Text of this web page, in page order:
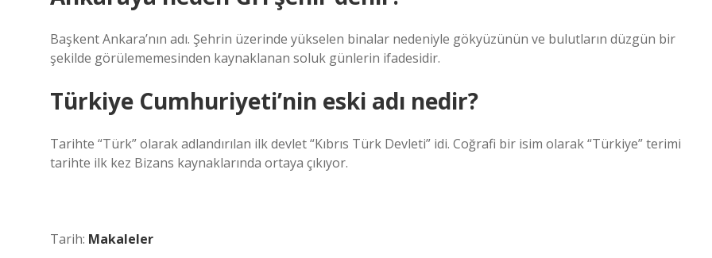
Başkent Ankara’nın adı. Şehrin üzerinde yükselen binalar nedeniyle gökyüzünün ve bulutların düzgün bir
şekilde görülememesinden kaynaklanan soluk günlerin ifadesidir.
Türkiye Cumhuriyeti’nin eski adı nedir?
Tarihte “Türk” olarak adlandırılan ilk devlet “Kıbrıs Türk Devleti” idi. Coğrafi bir isim olarak “Türkiye” terimi
tarihte ilk kez Bizans kaynaklarında ortaya çıkıyor.
Tarih: Makaleler